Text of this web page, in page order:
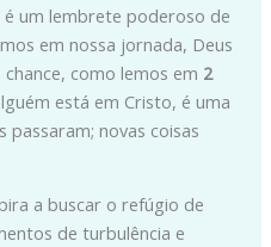
um lembrete poderoso de
em nossa jornada, Deus
como lemos em 2
está em Cristo, é uma
passaram; novas coisas
a buscar o refúgio de
de turbulência e